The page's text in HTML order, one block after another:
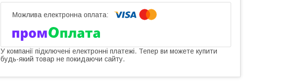
У компанії підключені електронні платежі. Тепер ви можете купити
будь-який товар не покидаючи сайту.